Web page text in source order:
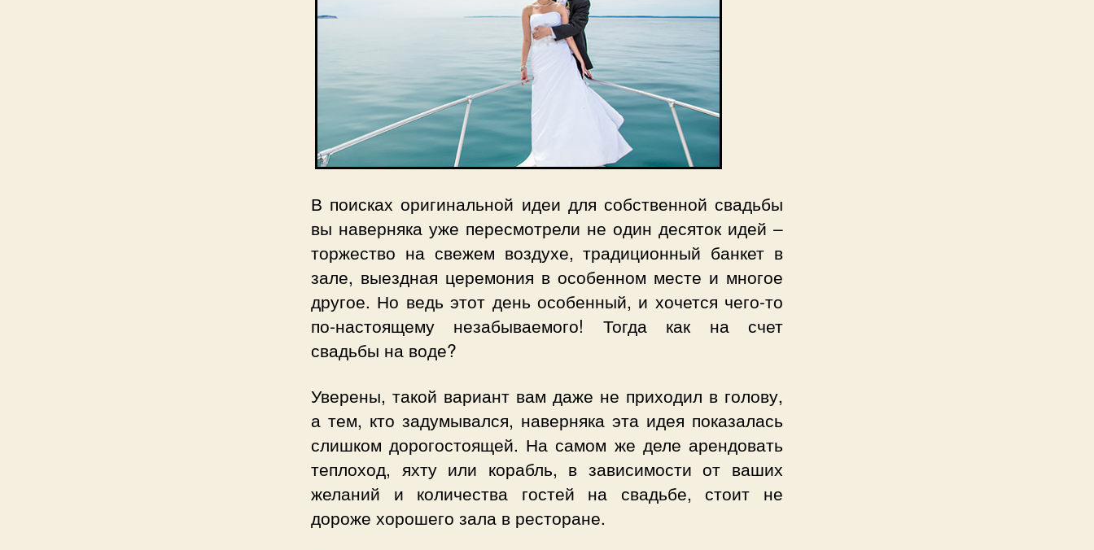
В поисках оригинальной идеи для собственной свадьбы
вы наверняка уже пересмотрели не один десяток идей –
торжество на свежем воздухе, традиционный банкет в
зале, выездная церемония в особенном месте и многое
другое. Но ведь этот день особенный, и хочется чего-то
по-настоящему незабываемого! Тогда как на счет
свадьбы на воде?
Уверены, такой вариант вам даже не приходил в голову,
а тем, кто задумывался, наверняка эта идея показалась
слишком дорогостоящей. На самом же деле арендовать
теплоход, яхту или корабль, в зависимости от ваших
желаний и количества гостей на свадьбе, стоит не
дороже хорошего зала в ресторане.